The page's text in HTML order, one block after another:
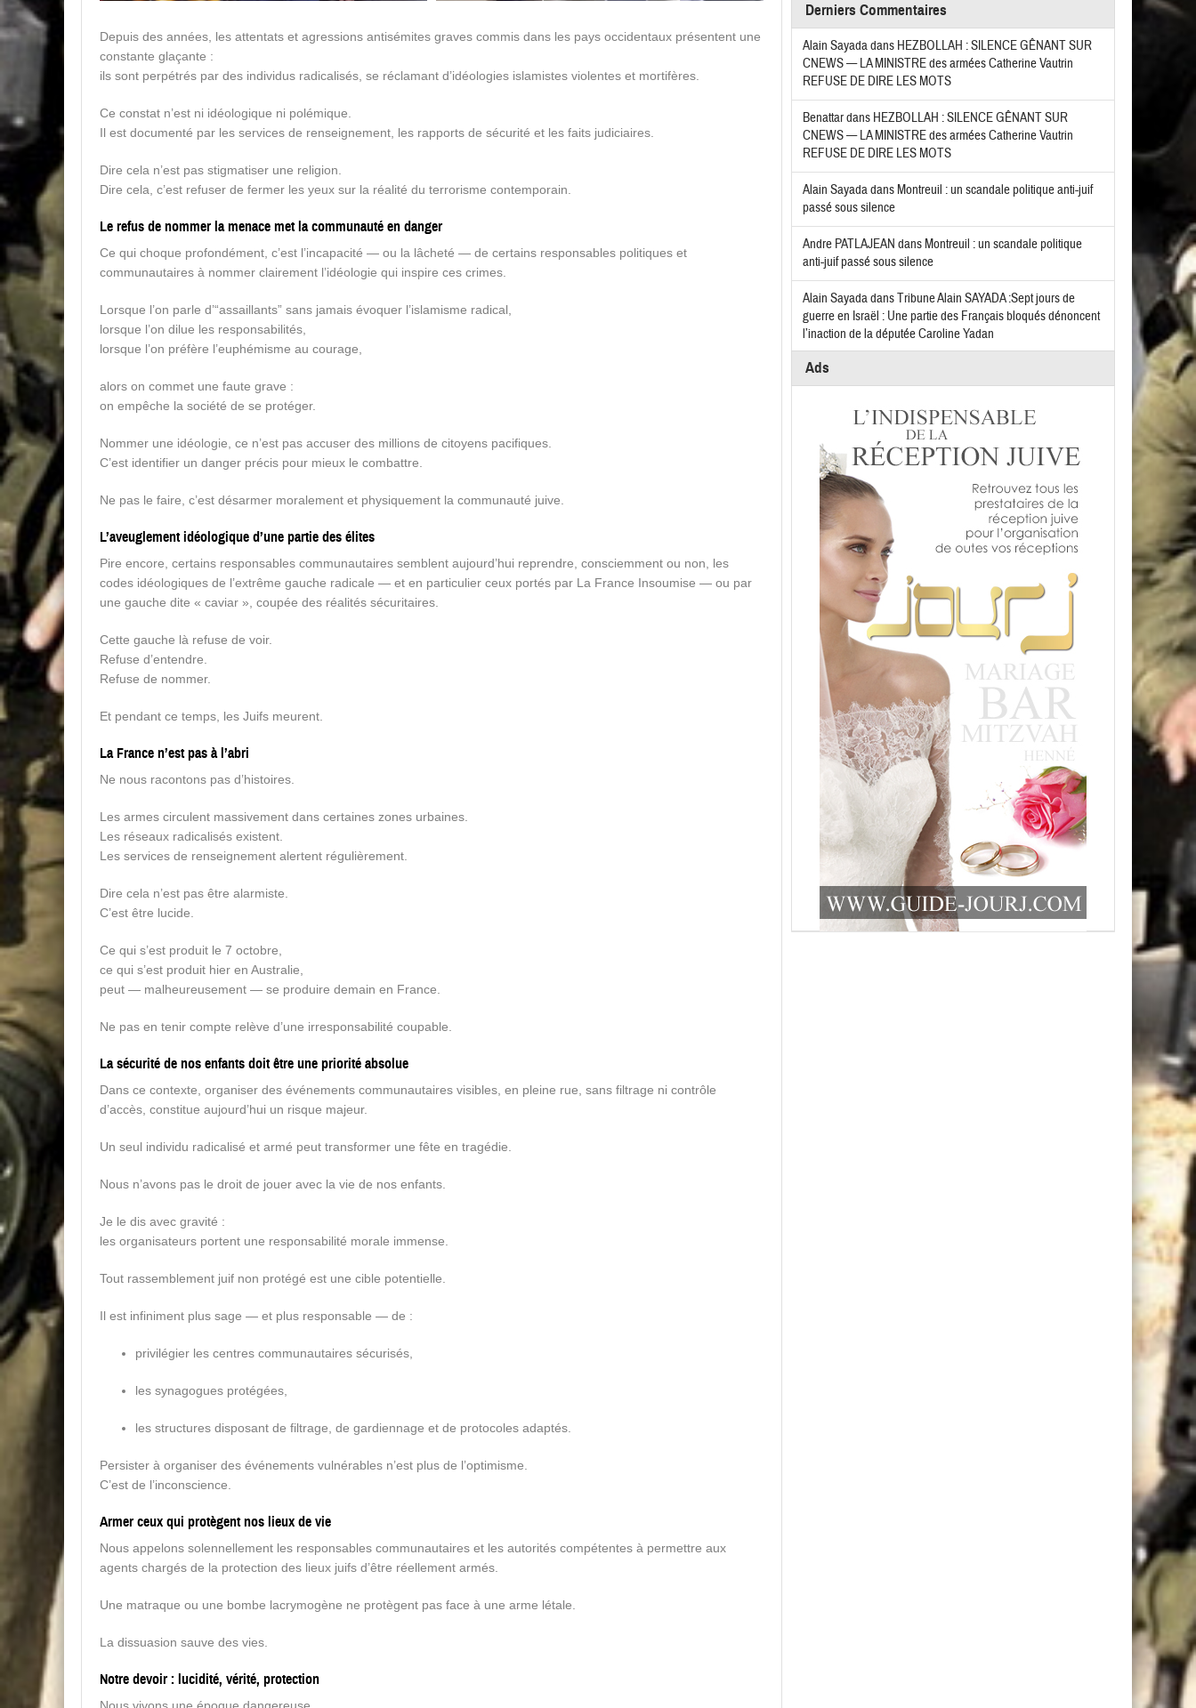
Depuis des années, les attentats et agressions antisémites graves commis dans les pays occidentaux présentent une
constante glaçante :
ils sont perpétrés par des individus radicalisés, se réclamant d’idéologies islamistes violentes et mortifères.
Ce constat n’est ni idéologique ni polémique.
Il est documenté par les services de renseignement, les rapports de sécurité et les faits judiciaires.
Dire cela n’est pas stigmatiser une religion.
Dire cela, c’est refuser de fermer les yeux sur la réalité du terrorisme contemporain.
Le refus de nommer la menace met la communauté en danger
Ce qui choque profondément, c’est l’incapacité — ou la lâcheté — de certains responsables politiques et
communautaires à nommer clairement l’idéologie qui inspire ces crimes.
Lorsque l’on parle d’“assaillants” sans jamais évoquer l’islamisme radical,
lorsque l’on dilue les responsabilités,
lorsque l’on préfère l’euphémisme au courage,
alors on commet une faute grave :
on empêche la société de se protéger.
Nommer une idéologie, ce n’est pas accuser des millions de citoyens pacifiques.
C’est identifier un danger précis pour mieux le combattre.
Ne pas le faire, c’est désarmer moralement et physiquement la communauté juive.
L’aveuglement idéologique d’une partie des élites
Pire encore, certains responsables communautaires semblent aujourd’hui reprendre, consciemment ou non, les
codes idéologiques de l’extrême gauche radicale — et en particulier ceux portés par La France Insoumise — ou par
une gauche dite « caviar », coupée des réalités sécuritaires.
Cette gauche là refuse de voir.
Refuse d’entendre.
Refuse de nommer.
Et pendant ce temps, les Juifs meurent.
La France n’est pas à l’abri
Ne nous racontons pas d’histoires.
Les armes circulent massivement dans certaines zones urbaines.
Les réseaux radicalisés existent.
Les services de renseignement alertent régulièrement.
Dire cela n’est pas être alarmiste.
C’est être lucide.
Ce qui s’est produit le 7 octobre,
ce qui s’est produit hier en Australie,
peut — malheureusement — se produire demain en France.
Ne pas en tenir compte relève d’une irresponsabilité coupable.
La sécurité de nos enfants doit être une priorité absolue
Dans ce contexte, organiser des événements communautaires visibles, en pleine rue, sans filtrage ni contrôle
d’accès, constitue aujourd’hui un risque majeur.
Un seul individu radicalisé et armé peut transformer une fête en tragédie.
Nous n’avons pas le droit de jouer avec la vie de nos enfants.
Je le dis avec gravité :
les organisateurs portent une responsabilité morale immense.
Tout rassemblement juif non protégé est une cible potentielle.
Il est infiniment plus sage — et plus responsable — de :
privilégier les centres communautaires sécurisés,
les synagogues protégées,
les structures disposant de filtrage, de gardiennage et de protocoles adaptés.
Persister à organiser des événements vulnérables n’est plus de l’optimisme.
C’est de l’inconscience.
Armer ceux qui protègent nos lieux de vie
Nous appelons solennellement les responsables communautaires et les autorités compétentes à permettre aux
agents chargés de la protection des lieux juifs d’être réellement armés.
Une matraque ou une bombe lacrymogène ne protègent pas face à une arme létale.
La dissuasion sauve des vies.
Notre devoir : lucidité, vérité, protection
Derniers Commentaires
Alain Sayadadans HEZBOLLAH : SILENCE GÊNANT SUR
CNEWS — LA MINISTRE des armées Catherine Vautrin
REFUSE DE DIRE LES MOTS
Benattardans HEZBOLLAH : SILENCE GÊNANT SUR
CNEWS — LA MINISTRE des armées Catherine Vautrin
REFUSE DE DIRE LES MOTS
Alain Sayadadans Montreuil : un scandale politique anti-juif
passé sous silence
Andre PATLAJEAN dans Montreuil : un scandale politique
anti-juif passé sous silence
Alain SayadadansTribune Alain SAYADA :Sept jours de
guerre en Israël : Une partie des Français bloqués dénoncent
l’inaction de la députée Caroline Yadan
Ads